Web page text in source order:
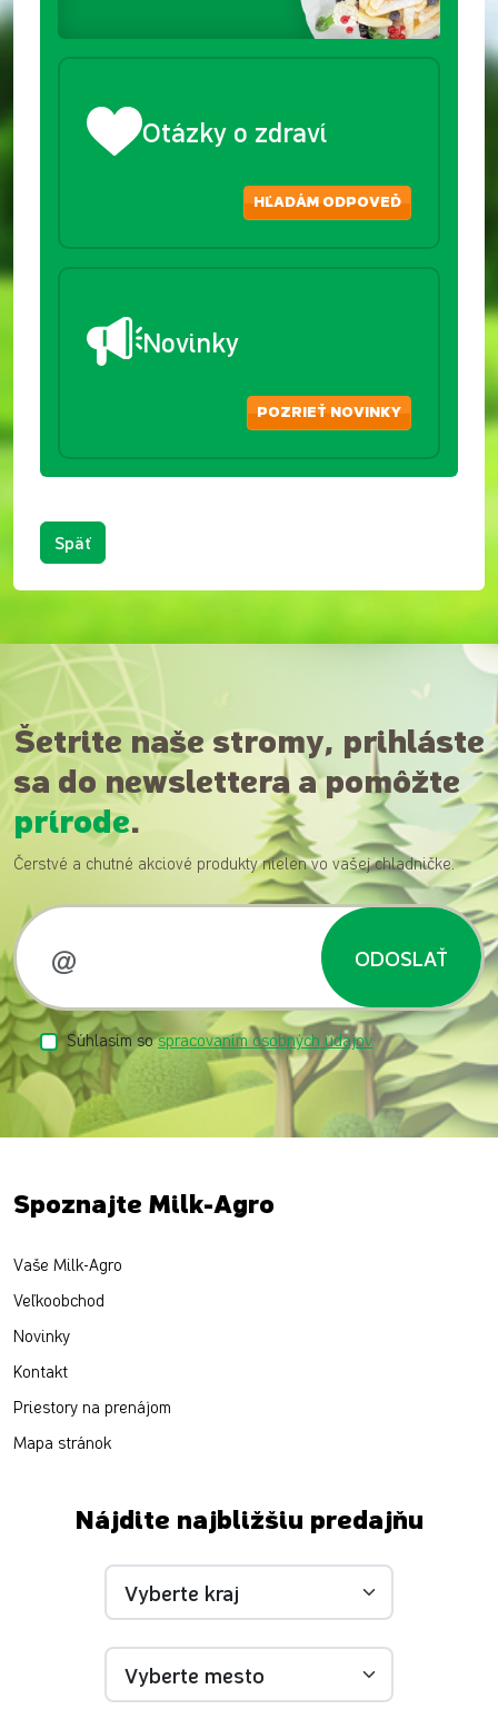
Otázky o zdraví
HĽADÁM ODPOVEĎ
Novinky
POZRIEŤ NOVINKY
Späť
Šetrite naše stromy, prihláste
sa do newslettera a pomôžte
prírode.
Čerstvé a chutné akciové produkty nielen vo vašej chladničke.
ODOSLAŤ
Súhlasím sospracovaním osobných údajov
Spoznajte Milk-Agro
Vaše Milk-Agro
Veľkoobchod
Novinky
Kontakt
Priestory na prenájom
Mapa stránok
Nájdite najbližšiu predajňu